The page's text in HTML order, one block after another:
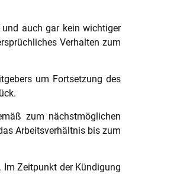
auch gar kein wichtiger
Verhalten zum
um Fortsetzung des
zum nächstmöglichen
Arbeitsverhältnis bis zum
Im Zeitpunkt der Kündigung